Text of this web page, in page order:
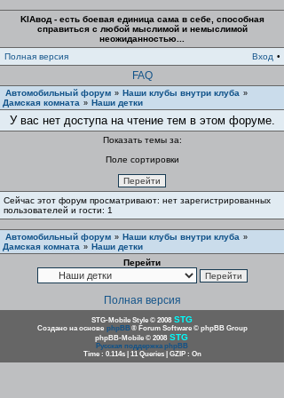
KIAвод - есть боевая единица сама в себе, способная
справиться с любой мыслимой и немыслимой
неожиданностью...
Полная версия
Вход •
FAQ
Автомобильный форум » Наши клубы внутри клуба »
Дамская комната » Наши детки
У вас нет доступа на чтение тем в этом форуме.
Показать темы за:
Поле сортировки
Сейчас этот форум просматривают: нет зарегистрированных
пользователей и гости: 1
Автомобильный форум » Наши клубы внутри клуба »
Дамская комната » Наши детки
Перейти
Полная версия
STG-Mobile Style © 2008 STG
Создано на основе phpBB® Forum Software © phpBB Group
phpBB-Mobile © 2008 STG
Русская поддержка phpBB
Time : 0.114s | 11 Queries | GZIP : On